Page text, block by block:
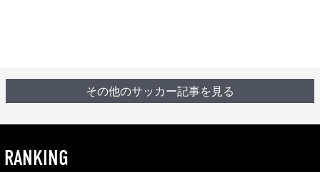
その他のサッカー記事を見る
RANKING